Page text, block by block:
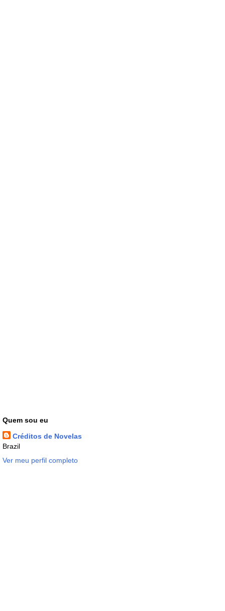
Quem sou eu
Créditos de Novelas
Brazil
Ver meu perfil completo